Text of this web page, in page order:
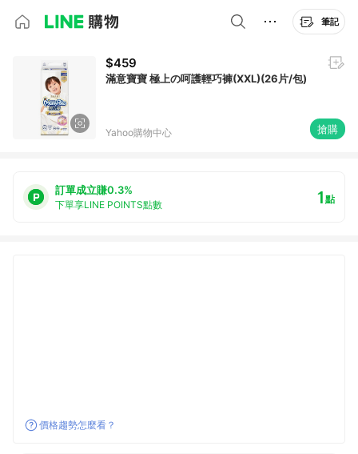
筆記
$459
滿意寶寶 極上の呵護輕巧褲(XXL)(26片/包)
Yahoo購物中心 搶購
訂單成立賺0.3%
下單享LINE POINTS點數 1點
價格趨勢怎麼看？